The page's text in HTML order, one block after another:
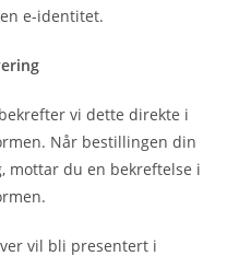
e-identitet.
vi dette direkte i
Når bestillingen din
mottar du en bekreftelse i
vil bli presentert i